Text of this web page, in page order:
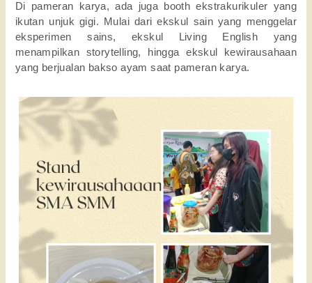
Di pameran karya, ada juga booth ekstrakurikuler yang
ikutan unjuk gigi. Mulai dari ekskul sain yang menggelar
eksperimen sains, ekskul Living English yang
menampilkan storytelling, hingga ekskul kewirausahaan
yang berjualan bakso ayam saat pameran karya.